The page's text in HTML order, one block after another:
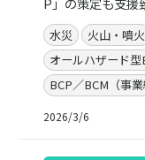
水災 火山・噴火
オールハザード型
BCP／BCM（事
2026/3/6